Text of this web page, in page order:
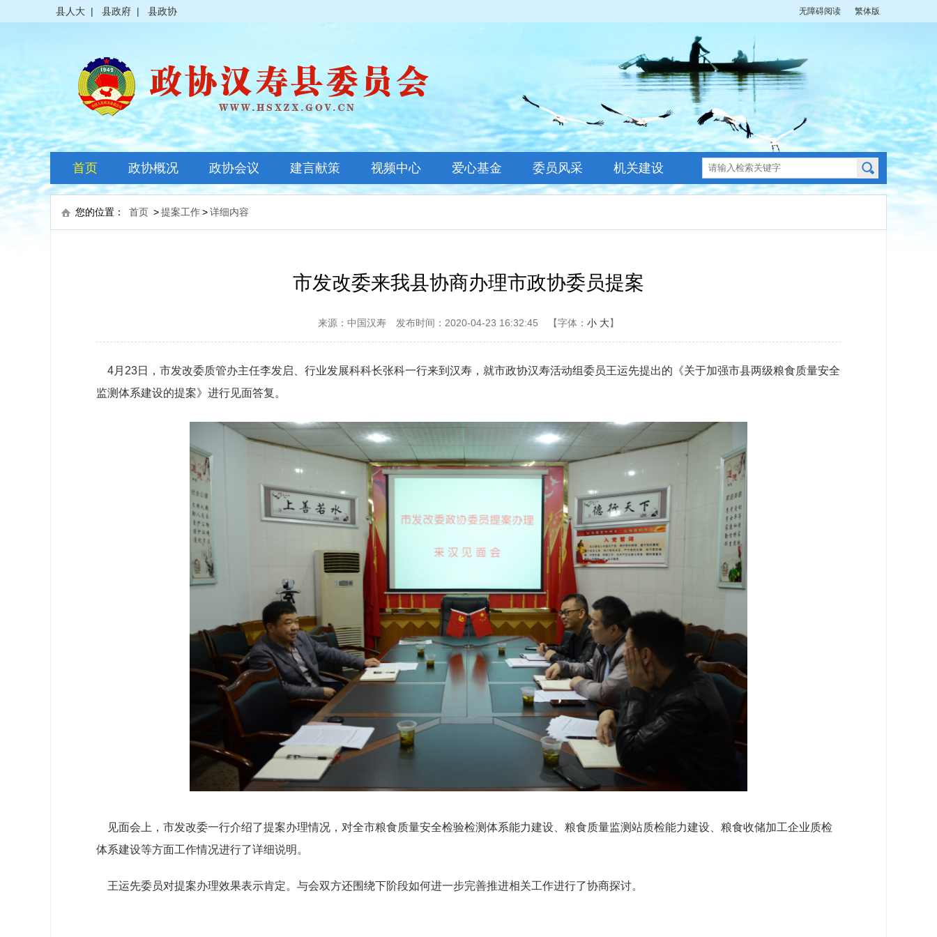
无障碍阅读 繁体版
县人大 | 县政府 | 县政协
首页 政协概况
领导之窗
政协章程
政协会议
常委会议
建言献策 视频中心 爱心基金
善款公示
委员风采 机关建设
您的位置： 首页 >提案工作>详细内容
市发改委来我县协商办理市政协委员提案
来源：中国汉寿 发布时间：2020-04-23 16:32:45 【字体： 小 大】
4月23日，市发改委质管办主任李发启、行业发展科科长张科一行来到汉寿，就市政协汉寿活动组委员王运先提出的《关于加强市县两级粮食质量安全
监测体系建设的提案》进行见面答复。
见面会上，市发改委一行介绍了提案办理情况，对全市粮食质量安全检验检测体系能力建设、粮食质量监测站质检能力建设、粮食收储加工企业质检
体系建设等方面工作情况进行了详细说明。
王运先委员对提案办理效果表示肯定。与会双方还围绕下阶段如何进一步完善推进相关工作进行了协商探讨。